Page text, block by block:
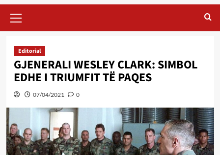
Menu
Editorial
GJENERALI WESLEY CLARK: SIMBOL
EDHE I TRIUMFIT TË PAQES
07/04/2021 0